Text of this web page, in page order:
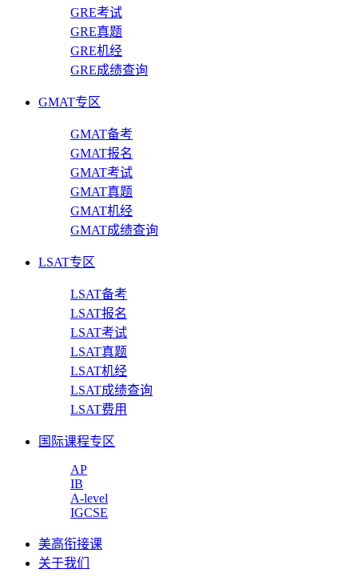
GRE考试
GRE真题
GRE机经
GRE成绩查询
GMAT专区
GMAT备考
GMAT报名
GMAT考试
GMAT真题
GMAT机经
GMAT成绩查询
LSAT专区
LSAT备考
LSAT报名
LSAT考试
LSAT真题
LSAT机经
LSAT成绩查询
LSAT费用
国际课程专区
AP
IB
A-level
IGCSE
美高衔接课
关于我们